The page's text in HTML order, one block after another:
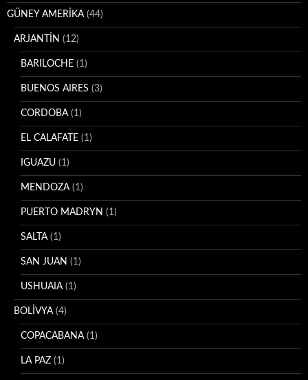
GÜNEY AMERİKA(44)
ARJANTİN (12)
BARILOCHE (1)
BUENOS AIRES (3)
CORDOBA(1)
EL CALAFATE (1)
IGUAZU (1)
MENDOZA(1)
PUERTO MADRYN (1)
SALTA(1)
SAN JUAN (1)
USHUAIA(1)
BOLİVYA(4)
COPACABANA(1)
LA PAZ (1)